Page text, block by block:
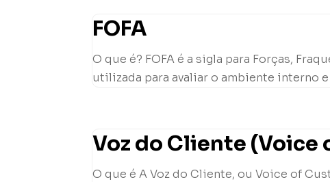
FOFA
O que é? FOFA é a sigla para Forças,
utilizada para avaliar o ambiente interno e
Voz do Cliente (Voice
O que é A Voz do Cliente, ou Voice of